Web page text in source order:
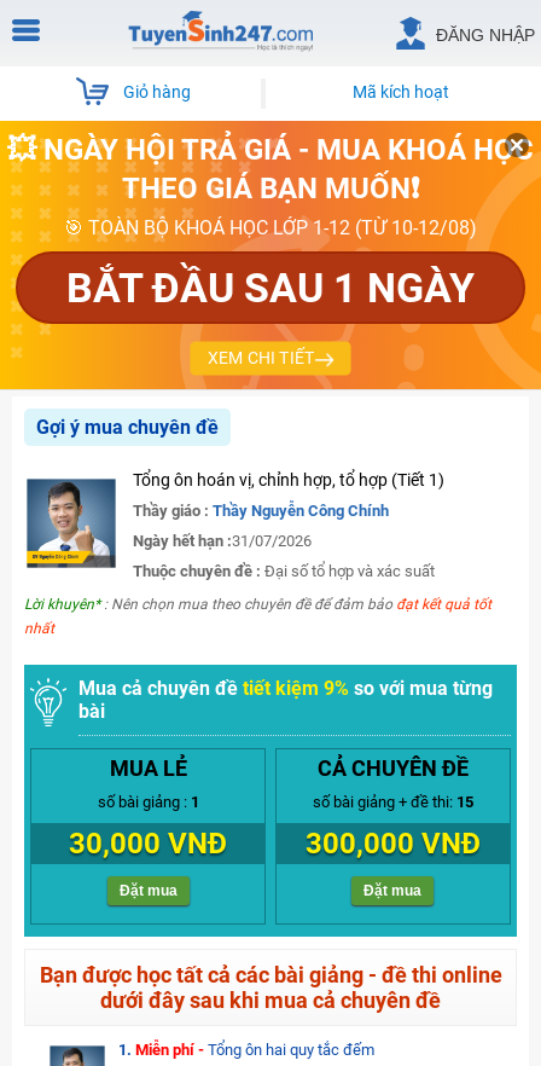
ĐĂNG NHẬP
Giỏ hàng Mã kích hoạt
💥 NGÀY HỘI TRẢ GIÁ - MUA KHOÁ HỌC
THEO GIÁ BẠN MUỐN❗
🎯 TOÀN BỘ KHOÁ HỌC LỚP 1-12 (TỪ 10-12/08)
BẮT ĐẦU SAU 1 NGÀY
XEM CHI TIẾT
Gợi ý mua chuyên đề
Tổng ôn hoán vị, chỉnh hợp, tổ hợp (Tiết 1)
Thầy giáo : Thầy Nguyễn Công Chính
Ngày hết hạn :31/07/2026
Thuộc chuyên đề : Đại số tổ hợp và xác suất
Lời khuyên*: Nên chọn mua theo chuyên đề để đảm bảo đạt kết quả tốt
nhất
Mua cả chuyên đề tiết kiệm 9% so với mua từng
bài
MUA LẺ
số bài giảng : 1
30,000 VNĐ
Đặt mua
CẢ CHUYÊN ĐỀ
số bài giảng + đề thi: 15
300,000 VNĐ
Đặt mua
Bạn được học tất cả các bài giảng - đề thi online
dưới đây sau khi mua cả chuyên đề
1. Miễn phí - Tổng ôn hai quy tắc đếm